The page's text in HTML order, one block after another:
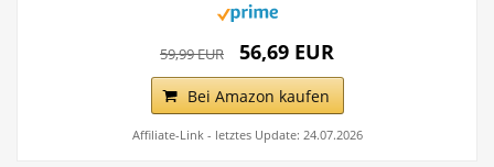
59,99 EUR 56,69 EUR
Bei Amazon kaufen
Affiliate-Link - letztes Update: 24.07.2026